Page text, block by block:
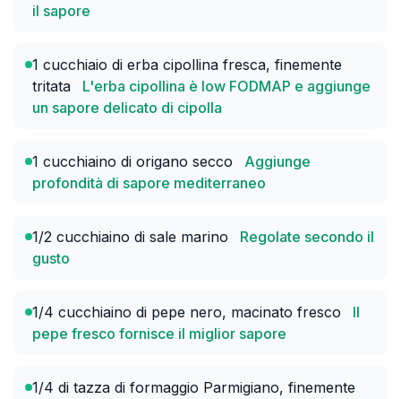
il sapore
1 cucchiaio di erba cipollina fresca, finemente
tritata
L'erba cipollina è low FODMAP e aggiunge
un sapore delicato di cipolla
1 cucchiaino di origano secco
Aggiunge
profondità di sapore mediterraneo
1/2 cucchiaino di sale marino
Regolate secondo il
gusto
1/4 cucchiaino di pepe nero, macinato fresco
Il
pepe fresco fornisce il miglior sapore
1/4 di tazza di formaggio Parmigiano, finemente